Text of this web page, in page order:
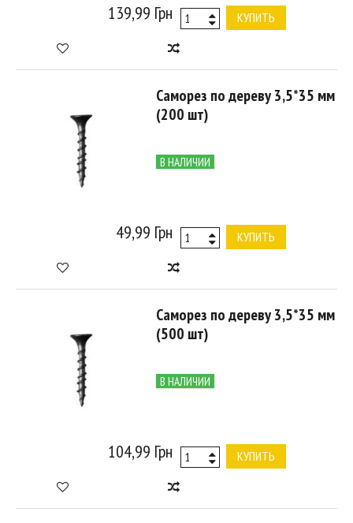
139,99 Грн КУПИТЬ
Саморез по дереву 3,5*35 мм
(200 шт)
В НАЛИЧИИ
49,99 Грн КУПИТЬ
Саморез по дереву 3,5*35 мм
(500 шт)
В НАЛИЧИИ
104,99 Грн КУПИТЬ